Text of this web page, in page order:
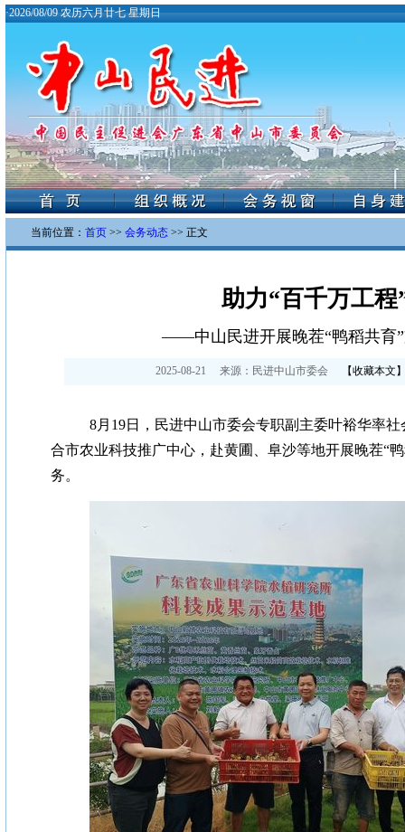
·2026/08/09 农历六月廿七 星期日
当前位置： 首页 >> 会务动态 >> 正文
助力“百千万工程
——中山民进开展晚茬“鸭稻共育
2025-08-21 来源： 民进中山市委会 【收藏本文
8月 19日，民进中山市委会专职副主委叶裕华率
合市农业科技推广中心，赴黄圃、阜沙等地开展晚茬“
务。